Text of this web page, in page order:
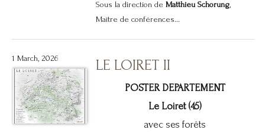
Sous la direction de Matthieu Schorung,
Maître de conférences...
1 March, 2026 LE LOIRET II
POSTER DEPARTEMENT
Le Loiret (45)
avec ses forêts